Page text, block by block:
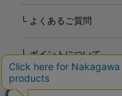
└ よくあるご質問
└ ポイントについて
個人のお客様の